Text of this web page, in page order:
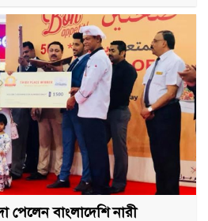
পেলেন বাংলাদেশি নারী